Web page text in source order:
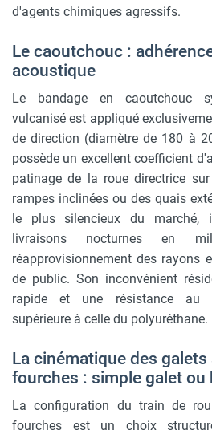
d'agents chimiques agressifs.
Le caoutchouc :
acoustique
Le bandage en caoutchouc
vulcanisé est appliqué
de direction (diamètre de 180 à
possède un excellent coefficient
patinage de la roue directrice
rampes inclinées ou des quais
le plus silencieux du marché,
livraisons nocturnes en
réapprovisionnement des rayons
de public. Son inconvénient
rapide et une résistance au
supérieure à celle du polyuréthane.
La cinématique des galets
fourches : simple galet ou
La configuration du train de
fourches est un choix